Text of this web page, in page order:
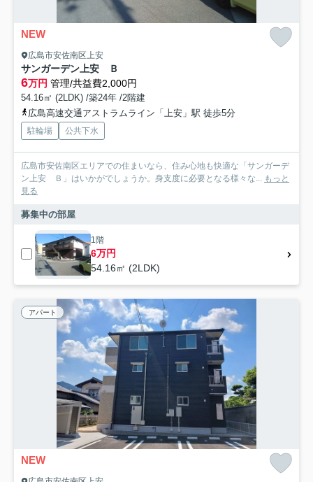
NEW
広島市安佐南区上安
サンガーデン上安 Ｂ
6万円 管理/共益費2,000円
54.16㎡ (2LDK) /築24年 /2階建
広島高速交通アストラムライン「上安」駅 徒歩5分
駐輪場 公共下水
広島市安佐南区エリアでの住まいなら、住み心地も快適な「サンガーデ
ン上安 Ｂ」はいかがでしょうか。身支度に必要となる様々な... もっと
見る
募集中の部屋
1階
6万円
54.16㎡ (2LDK)
アパート
NEW